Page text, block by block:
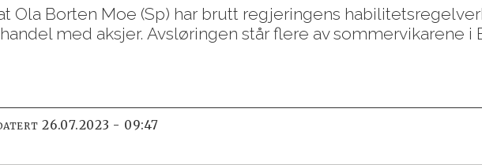
Ola Borten Moe (Sp) har brutt regjeringens
med aksjer. Avsløringen står flere av sommervikarene i
26.07.2023 - 09:47